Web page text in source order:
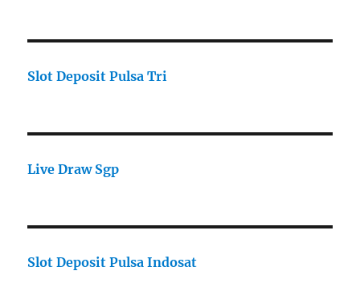
Slot Deposit Pulsa Tri
Live Draw Sgp
Slot Deposit Pulsa Indosat